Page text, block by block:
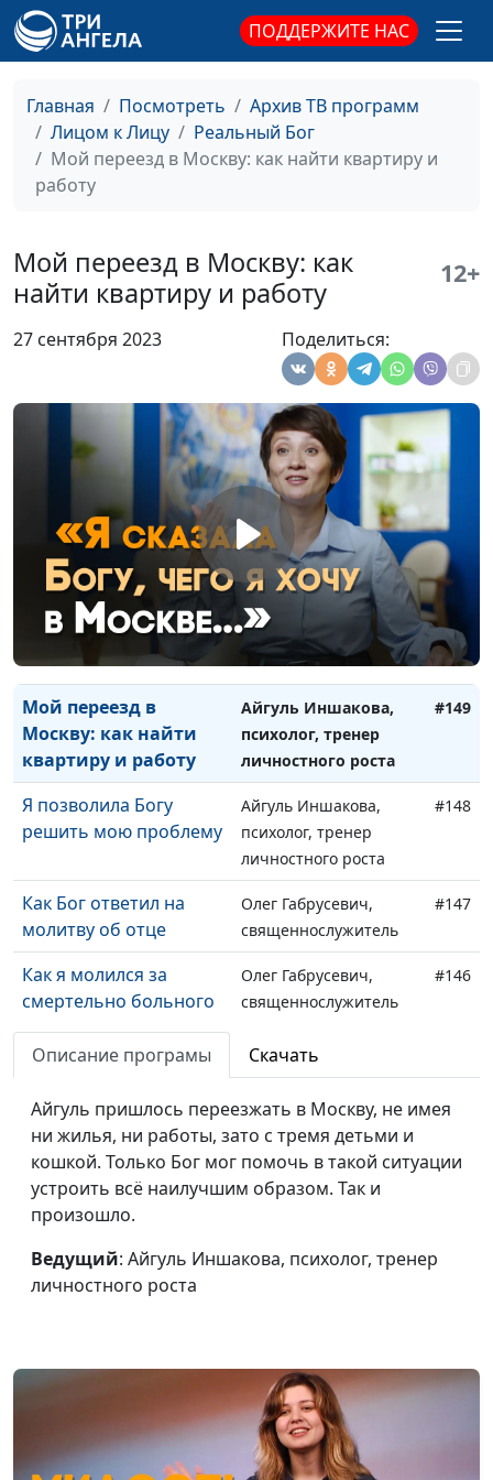
ПОДДЕРЖИТЕ НАС
Главная Посмотреть
Архив ТВ программ
Лицом к Лицу
Реальный Бог
Мой переезд в Москву: как найти квартиру и
работу
Мой переезд в Москву: как
найти квартиру и работу
12+
27 сентября 2023 Поделиться:
Как обрести духовную
личной жизни
Светлана Игнатьева #156
Мечтай вместе с
Богом
Михаил Лазарь,
священнослужитель
Проблемы есть, а
Михаил Лазарь,
священнослужитель
#153
другому... Боже,
почему всё так
непросто?!
Михаил Лазарь,
священнослужитель
#152
Возвращение с
детьми: потеряли
телефон с билетами
Айгуль Иншакова,
психолог, тренер
личностного роста
Чужой город и
отсутствие связи: как
все же встретиться?
Айгуль Иншакова,
психолог, тренер
личностного роста
Мой переезд в
Москву: как найти
квартиру и работу
Айгуль Иншакова,
психолог, тренер
личностного роста
#149
Я позволила Богу
решить мою проблему
Айгуль Иншакова,
психолог, тренер
личностного роста
#148
Как Бог ответил на
молитву об отце
Олег Габрусевич,
священнослужитель
#147
Как я молился за
смертельно больного
человека
Олег Габрусевич,
священнослужитель
#146
Бог влиял на меня с
детства
Олег Габрусевич,
священнослужитель
#145
Настоящее
бесплатным не бывает
Олег Габрусевич,
священнослужитель
Как я нашел, где в
написано
священнослужитель
Как я хотел найти
кошелек —
педагогический опыт
Александр
Богданенков,
священнослужитель
Описание програмы Скачать
Айгуль пришлось переезжать в Москву, не имея
ни жилья, ни работы, зато с тремя детьми и
кошкой. Только Бог мог помочь в такой ситуации
устроить всё наилучшим образом. Так и
произошло.
Ведущий: Айгуль Иншакова, психолог, тренер
личностного роста